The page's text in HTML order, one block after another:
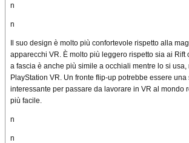
n
n
Il suo design è molto più confortevole rispetto alla
apparecchi VR. È molto più leggero rispetto sia ai Rift
a fascia è anche più simile a occhiali mentre lo si usa,
PlayStation VR. Un fronte flip-up potrebbe essere una
interessante per passare da lavorare in VR al mondo
più facile
n
n